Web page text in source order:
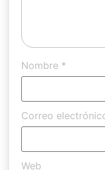
Nombre *
Correo
Web